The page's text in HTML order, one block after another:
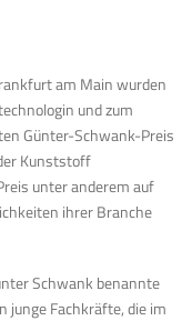
am Main wurden
und zum
Günter-Schwank-Preis
Kunststoff
unter anderem auf
ihrer Branche
Schwank benannte
junge Fachkräfte, die im